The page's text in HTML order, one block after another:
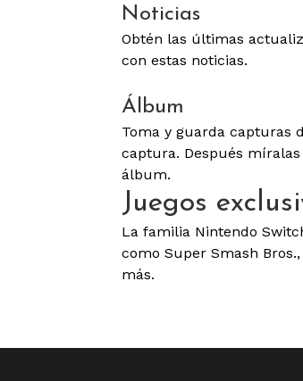
Noticias
Obtén las últimas
con estas noticias.
Álbum
Toma y guarda capturas
captura. Después
álbum.
Juegos
La familia Nintendo
como Super Smash
más.